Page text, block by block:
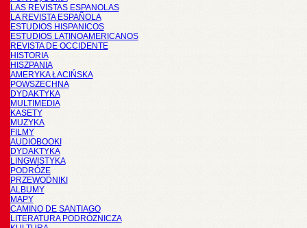
LAS REVISTAS ESPANOLAS
LA REVISTA ESPAÑOLA
ESTUDIOS HISPANICOS
ESTUDIOS LATINOAMERICANOS
REVISTA DE OCCIDENTE
HISTORIA
HISZPANIA
AMERYKA ŁACIŃSKA
POWSZECHNA
DYDAKTYKA
MULTIMEDIA
KASETY
MUZYKA
FILMY
AUDIOBOOKI
DYDAKTYKA
LINGWISTYKA
PODRÓŻE
PRZEWODNIKI
ALBUMY
MAPY
CAMINO DE SANTIAGO
LITERATURA PODRÓŻNICZA